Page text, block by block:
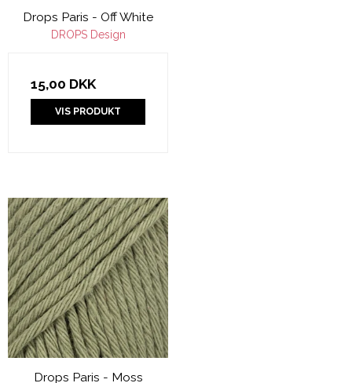
Drops Paris - Off White
DROPS Design
15,00 DKK
VIS PRODUKT
Drops Paris - Moss